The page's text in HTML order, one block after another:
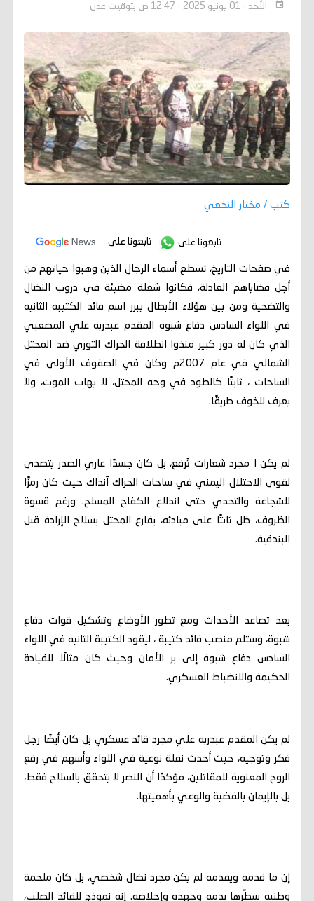
الأحد - 01 يونيو 2025 - 12:47 ص بتوقيت عدن
كتب / مختار النخعي
تابعونا على تابعونا على
في صفحات التاريخ، تسطع أسماء الرجال الذين وهبوا حياتهم من
أجل قضاياهم العادلة، فكانوا شعلة مضيئة في دروب النضال
والتضحية ومن بين هؤلاء الأبطال يبرز اسم قائد الكتيبه الثانيه
في اللواء السادس دفاع شبوة المقدم عبدربه علي المصعبي
الذي كان له دور كبير منذوا انطلاقة الحراك الثوري ضد المحتل
الشمالي في عام 2007م وكان في الصفوف الأولى في
الساحات ، ثابتًا كالطود في وجه المحتل، لا يهاب الموت، ولا
يعرف للخوف طريقًا.
لم يكن ا مجرد شعارات تُرفع، بل كان جسدًا عاري الصدر يتصدى
لقوى الاحتلال اليمني في ساحات الحراك آنذاك حيث كان رمزًا
للشجاعة والتحدي حتى اندلاع الكفاح المسلح. ورغم قسوة
الظروف، ظل ثابتًا على مبادئه، يقارع المحتل بسلاح الإرادة قبل
البندقية.
بعد تصاعد الأحداث ومع تطور الأوضاع وتشكيل قوات دفاع
شبوة، وستلم منصب قائد كتيبة ، ليقود الكتيبة الثانيه في اللواء
السادس دفاع شبوة إلى بر الأمان وحيث كان مثالًا للقيادة
الحكيمة والانضباط العسكري.
لم يكن المقدم عبدربه علي مجرد قائد عسكري بل كان أيضًا رجل
فكر وتوجيه، حيث أحدث نقلة نوعية في اللواء وأسهم في رفع
الروح المعنوية للمقاتلين، مؤكدًا أن النصر لا يتحقق بالسلاح فقط،
بل بالإيمان بالقضية والوعي بأهميتها.
إن ما قدمه ويقدمه لم يكن مجرد نضال شخصي، بل كان ملحمة
وطنية سطّرها بدمه وجهده وإخلاصه. إنه نموذج للقائد الصلب،